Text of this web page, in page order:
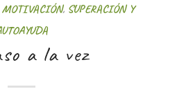
MOTIVACIÓN, SUPERACIÓN Y
a la vez